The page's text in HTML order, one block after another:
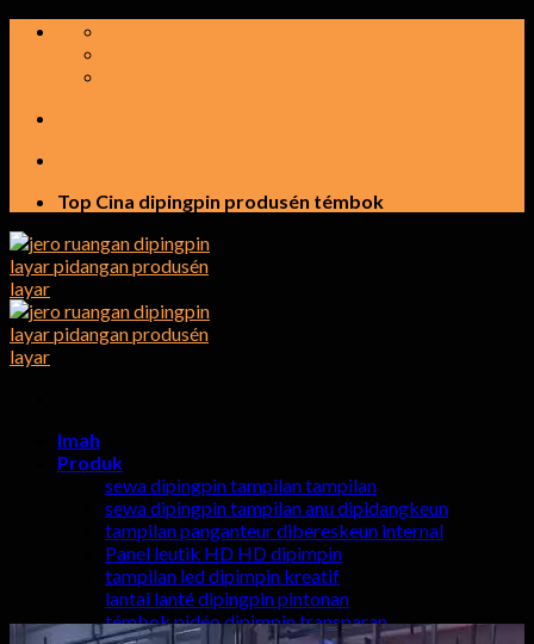
Luncat
Top Cina dipingpin produsén témbok
Imah
Produk
sewa dipingpin tampilan tampilan
sewa dipingpin tampilan anu dipidangkeun
tampilan panganteur dibereskeun internal
Panel leutik HD HD dipimpin
tampilan led dipimpin kreatif
lantai lanté dipingpin pintonan
témbok pidéo dipimpin transparan